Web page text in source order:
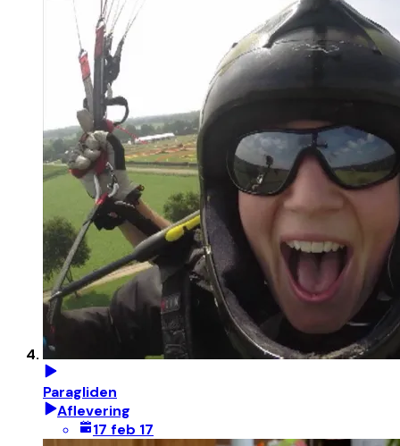
Paragliden
Aflevering
17 feb 17